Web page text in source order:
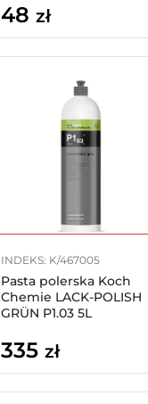
48 zł
INDEKS: K/467005
Pasta polerska Koch
Chemie LACK-POLISH
GRÜN P1.03 5L
335 zł